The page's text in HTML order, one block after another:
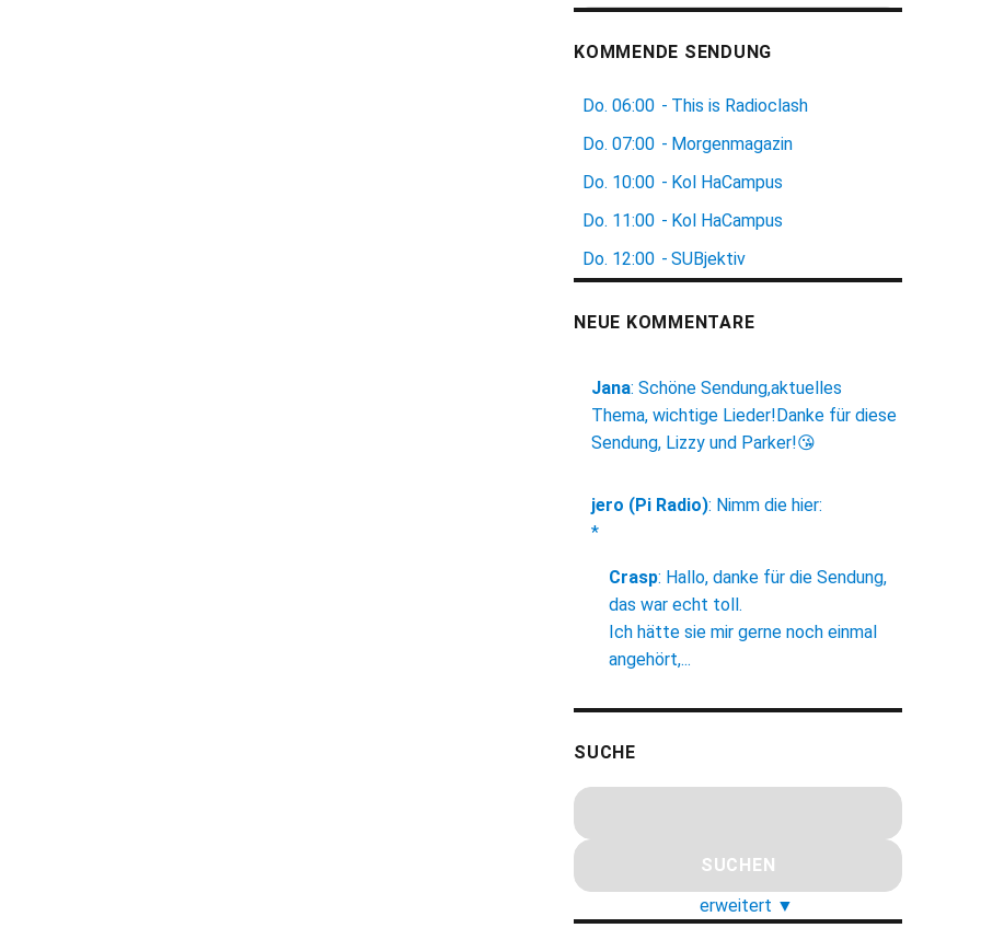
KOMMENDE SENDUNG
Do. 06:00 - This is Radioclash
Do. 07:00 - Morgenmagazin
Do. 10:00 - Kol HaCampus
Do. 11:00 - Kol HaCampus
Do. 12:00 - SUBjektiv
NEUE KOMMENTARE
Jana: Schöne Sendung,aktuelles
Thema, wichtige Lieder!Danke für diese
Sendung, Lizzy und Parker!😘
jero (Pi Radio): Nimm die hier:
*
Crasp: Hallo, danke für die Sendung,
das war echt toll.
Ich hätte sie mir gerne noch einmal
angehört,...
SUCHE
erweitert ▼